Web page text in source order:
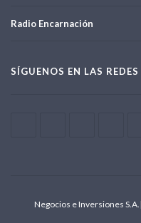
Radio Encarnación
SÍGUENOS EN LAS REDES
Negocios e Inversiones